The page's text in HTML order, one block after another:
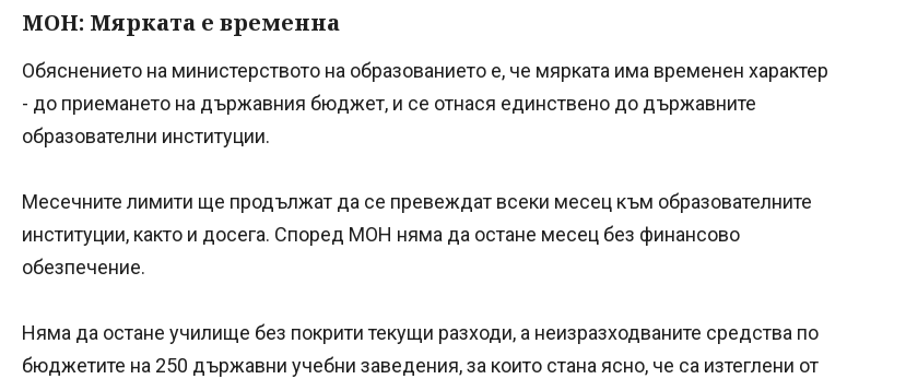
МОН: Мярката е временна
Обяснението на министерството на образованието е, че мярката има временен характер
- до приемането на държавния бюджет, и се отнася единствено до държавните
образователни институции.
Месечните лимити ще продължат да се превеждат всеки месец към образователните
институции, както и досега. Според МОН няма да остане месец без финансово
обезпечение.
Няма да остане училище без покрити текущи разходи, а неизразходваните средства по
бюджетите на 250 държавни учебни заведения, за които стана ясно, че са изтеглени от